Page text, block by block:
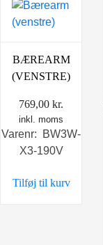
BÆREARM
(VENSTRE)
769,00 kr.
inkl. moms
Varenr: BW3W-
X3-190V
Tilføj til kurv